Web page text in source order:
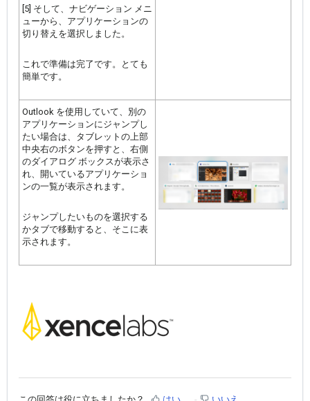
[5] そして、ナビゲーション メニ
ューから、アプリケーションの
切り替えを選択しました。
これで準備は完了です。とても
簡単です。
Outlook を使用していて、別の
アプリケーションにジャンプし
たい場合は、タブレットの上部
中央右のボタンを押すと、右側
のダイアログ ボックスが表示さ
れ、開いているアプリケーショ
ンの一覧が表示されます。
ジャンプしたいものを選択する
かタブで移動すると、そこに表
示されます。
この回答は役に立ちましたか？ はい いいえ